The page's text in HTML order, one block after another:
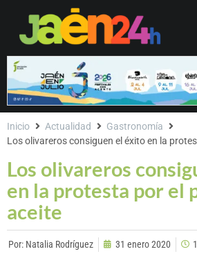
Los olivareros
en la protesta por el
aceite
Inicio Actualidad
Gastronomía
Los olivareros consiguen el éxito en la
Por: Natalia Rodríguez 31 enero 2020